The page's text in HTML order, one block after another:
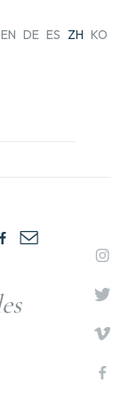
EN DE ES ZH KO